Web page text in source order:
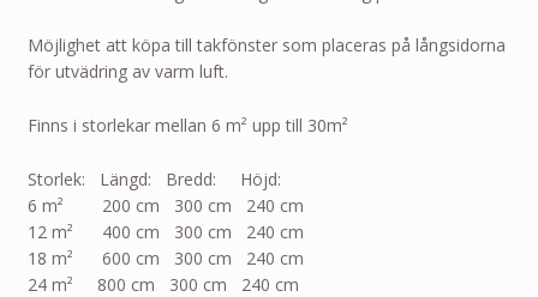
Möjlighet att köpa till takfönster som placeras på långsidorna
för utvädring av varm luft.
Finns i storlekar mellan 6 m² upp till 30m²
Storlek: Längd: Bredd: Höjd:
6 m²
200 cm 300 cm 240 cm
12 m² 400 cm 300 cm 240 cm
18 m² 600 cm 300 cm 240 cm
24 m²
800 cm 300 cm 240 cm